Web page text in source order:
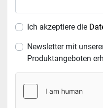
Ich akzeptiere die
Newsletter mit unseren neuesten
Produktangeboten